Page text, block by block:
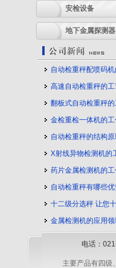
安检设备
地下金属探测器
翻板式自动检重秤
金检重检一体机的
自动检重秤的结构原
X射线异物检测机的
自动检重秤有哪些优
十二级分选秤 让您
金属检测机的应用
电话：
主要产品有四级